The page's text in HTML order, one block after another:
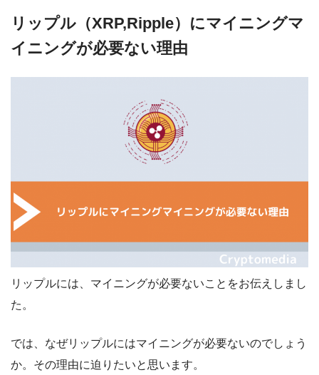
リップル（XRP,Ripple）にマイニングマ
イニングが必要ない理由
リップルには、マイニングが必要ないことをお伝えしまし
た。
では、なぜリップルにはマイニングが必要ないのでしょう
か。その理由に迫りたいと思います。